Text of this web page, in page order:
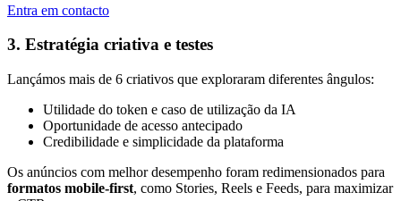
Entra em contacto
3. Estratégia criativa e testes
Lançámos mais de 6 criativos que exploraram diferentes ângulos:
Utilidade do token e caso de utilização da IA
Oportunidade de acesso antecipado
Credibilidade e simplicidade da plataforma
Os anúncios com melhor desempenho foram redimensionados para
formatos mobile-first, como Stories, Reels e Feeds, para maximizar